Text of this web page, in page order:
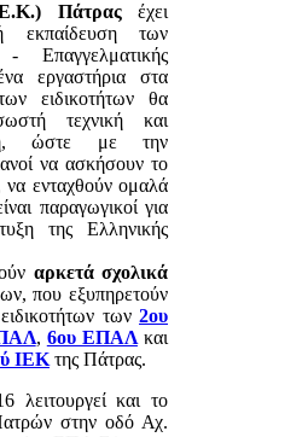
Πάτρας έχει
εκπαίδευση των
Επαγγελματικής
εργαστήρια στα
ειδικοτήτων θα
τεχνική και
ώστε με την
να ασκήσουν το
να ενταχθούν ομαλά
παραγωγικοί για
της Ελληνικής
αρκετά σχολικά
που εξυπηρετούν
των 2ου
, 6ου ΕΠΑΛκαι
ΙΕΚτης Πάτρας.
και το
στην οδό Αχ.